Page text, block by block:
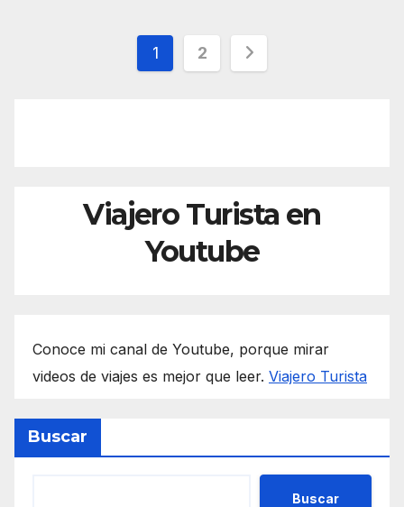
Paginación
1 2
Viajero Turista en
Youtube
Conoce mi canal de Youtube, porque mirar
videos de viajes es mejor que leer. Viajero Turista
Buscar
Buscar